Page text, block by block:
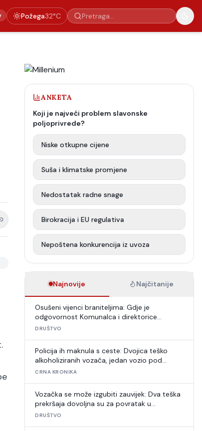
Požega32°C
ANKETA
Koji je najveći problem slavonske
poljoprivrede?
Niske otkupne cijene
Suša i klimatske promjene
Nedostatak radne snage
Birokracija i EU regulativa
Nepoštena konkurencija iz uvoza
Najnovije Najčitanije
Osušeni vijenci braniteljima: Gdje je
odgovornost Komunalca i direktorice
Puntarić?
DRUŠTVO
Policija ih maknula s ceste: Dvojica teško
alkoholiziranih vozača, jedan vozio pod
zabranom
CRNA KRONIKA
Vozačka se može izgubiti zauvijek: Dva teška
prekršaja dovoljna su za povratak u
autoškolu
DRUŠTVO